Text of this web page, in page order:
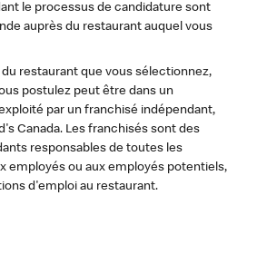
le processus de candidature sont
auprès du restaurant auquel vous
restaurant que vous sélectionnez,
postulez peut être dans un
par un franchisé indépendant,
Canada. Les franchisés sont des
responsables de toutes les
employés ou aux employés potentiels,
d'emploi au restaurant.